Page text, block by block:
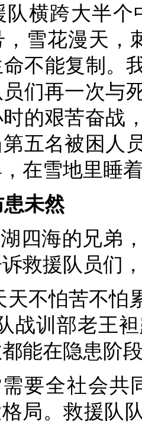
队横跨大半
，雪花漫天，
不能复制。
们再一次与
时的艰苦奋战
第五名被困人
在雪地里睡
未然
四海的兄弟
救援队员们
天不怕苦不怕
战训部老王
能在隐患阶
要全社会
局。救援队